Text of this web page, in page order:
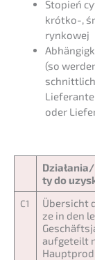
Stopień
krótko-,
rynkowej
(so
oder
ty do
C1
Übersicht
ze in den
aufge­teilt